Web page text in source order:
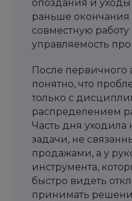
опоздания и уходы
раньше окончания
совместную
управляемость
После первичного
понятно, что
только с
распределением
Часть дня уходила
задачи, не
продажами, а у
инструмента,
быстро видеть
принимать